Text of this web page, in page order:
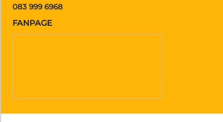
083 999 6968
FANPAGE